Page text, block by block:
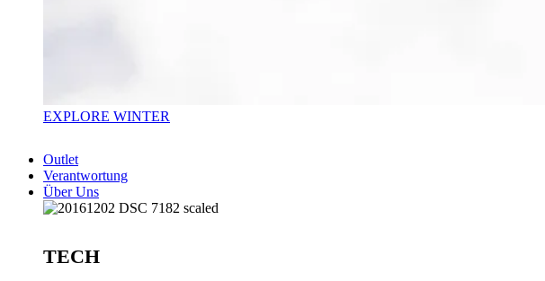
EXPLORE WINTER
Outlet
Verantwortung
Über Uns
TECH